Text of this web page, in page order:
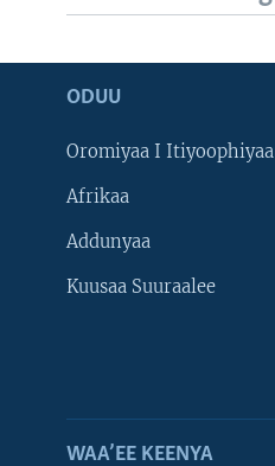
ODUU
Oromiyaa I Itiyoophiyaa
Afrikaa
Addunyaa
Kuusaa Suuraalee
WAA’EE KEENYA